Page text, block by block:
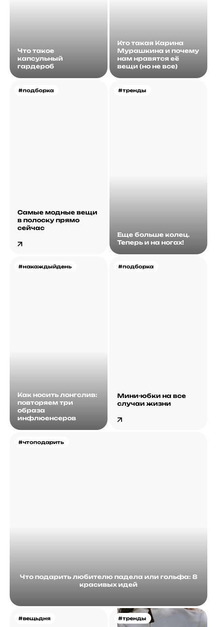
Что такое
капсульный
гардероб
Кто такая Карина
Мурашкина и почему
нам нравятся её
вещи (но не все)
#подборка
Самые модные вещи
в полоску прямо
сейчас
#тренды
Еще больше колец.
Теперь и на ногах!
#накаждыйдень
Как носить лонгслив:
повторяем три
образа
инфлюенсеров
#чтоподарить
Что подарить любителю падела или гольфа: 8
красивых идей
#подборка
Мини-юбки на все
случаи жизни
#вещьдня #тренды